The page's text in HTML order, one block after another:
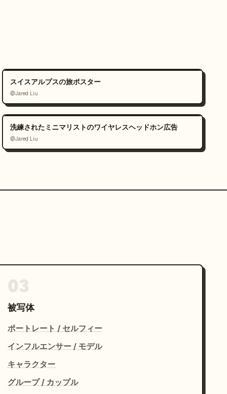
スイスアルプスの旅ポスター
@Jared Liu
洗練されたミニマリストのワイヤレスヘッドホン広告
@Jared Liu
被写体
ポートレート / セルフィー
インフルエンサー / モデル
キャラクター
グループ / カップル